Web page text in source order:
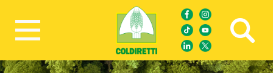
Ricerca avanzata